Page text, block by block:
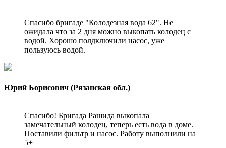
Спасибо бригаде "Колодезная вода 62". Не
ожидала что за 2 дня можно выкопать колодец с
водой. Хорошо полдключили насос, уже
пользуюсь водой.
Юрий Борисович (Рязанская обл.)
Спасибо! Бригада Рашида выкопала
замечательный колодец, теперь есть вода в доме.
Поставили фильтр и насос. Работу выполнили на
5+